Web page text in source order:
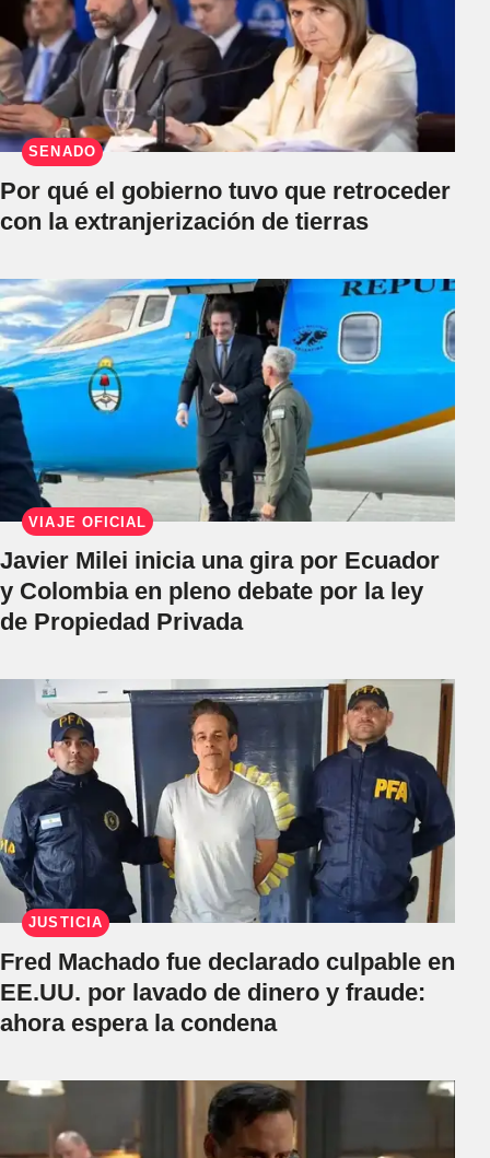
SENADO
Por qué el gobierno tuvo que retroceder
con la extranjerización de tierras
VIAJE OFICIAL
Javier Milei inicia una gira por Ecuador
y Colombia en pleno debate por la ley
de Propiedad Privada
JUSTICIA
Fred Machado fue declarado culpable en
EE.UU. por lavado de dinero y fraude:
ahora espera la condena